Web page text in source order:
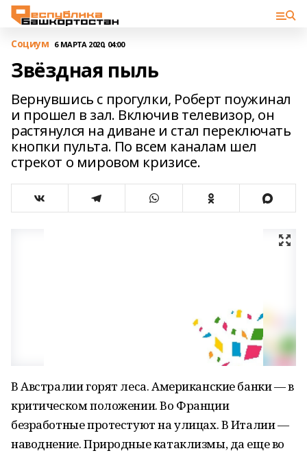
Cоциум 6 МАРТА 2020, 04:00
Звёздная пыль
Вернувшись с прогулки, Роберт поужинал
и прошел в зал. Включив телевизор, он
растянулся на диване и стал переключать
кнопки пульта. По всем каналам шел
стрекот о мировом кризисе.
В Австралии горят леса. Американские банки — в
критическом положении. Во Франции
безработные протестуют на улицах. В Италии —
наводнение. Природные катаклизмы, да еще во